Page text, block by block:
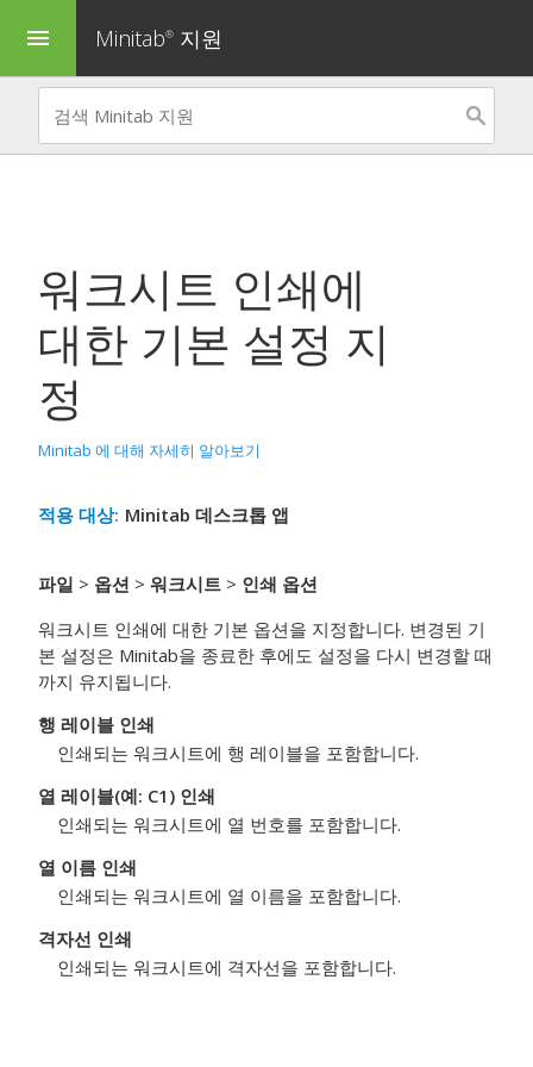
menu Minitab® 지원
워크시트 인쇄에
대한 기본 설정 지
정
Minitab 에 대해 자세히 알아보기
적용 대상: Minitab 데스크톱 앱
파일 > 옵션 > 워크시트 > 인쇄 옵션
워크시트 인쇄에 대한 기본 옵션을 지정합니다. 변경된 기
본 설정은 Minitab을 종료한 후에도 설정을 다시 변경할 때
까지 유지됩니다.
행 레이블 인쇄
인쇄되는 워크시트에 행 레이블을 포함합니다.
열 레이블(예: C1) 인쇄
인쇄되는 워크시트에 열 번호를 포함합니다.
열 이름 인쇄
인쇄되는 워크시트에 열 이름을 포함합니다.
격자선 인쇄
인쇄되는 워크시트에 격자선을 포함합니다.